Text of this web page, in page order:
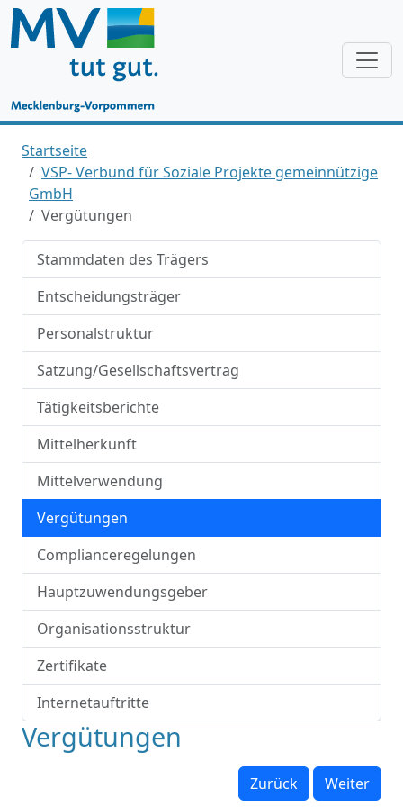
Startseite
VSP- Verbund für Soziale Projekte gemeinnützige
GmbH
Vergütungen
Stammdaten des Trägers
Entscheidungsträger
Personalstruktur
Satzung/Gesellschaftsvertrag
Tätigkeitsberichte
Mittelherkunft
Mittelverwendung
Vergütungen
Complianceregelungen
Hauptzuwendungsgeber
Organisationsstruktur
Zertifikate
Internetauftritte
Vergütungen
Zurück Weiter